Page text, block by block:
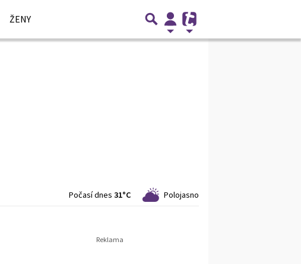
ŽENY
Počasí dnes 31°C Polojasno